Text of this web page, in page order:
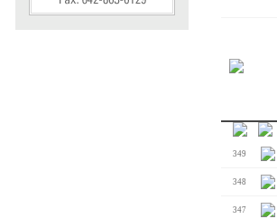
349
348
347